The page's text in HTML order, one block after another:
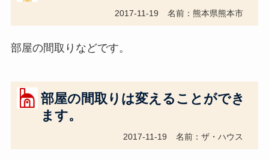
2017-11-19 名前：熊本県熊本市
部屋の間取りなどです。
部屋の間取りは変えることができ
ます。
2017-11-19 名前：ザ・ハウス